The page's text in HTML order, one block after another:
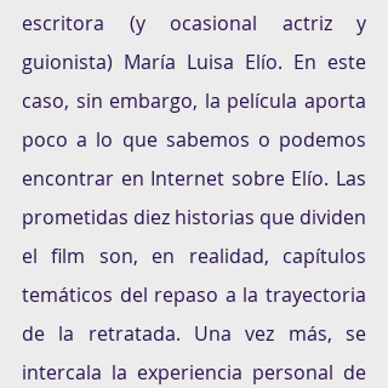
escritora (y ocasional actriz y
guionista) María Luisa Elío. En este
caso, sin embargo, la película aporta
poco a lo que sabemos o podemos
encontrar en Internet sobre Elío. Las
prometidas diez historias que dividen
el film son, en realidad, capítulos
temáticos del repaso a la trayectoria
de la retratada. Una vez más, se
intercala la experiencia personal de